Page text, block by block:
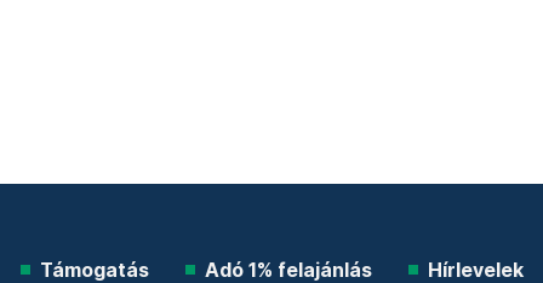
Támogatás Adó 1% felajánlás Hírlevelek